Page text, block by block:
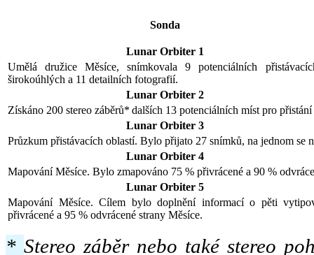
Sonda
Lunar Orbiter 1
Umělá družice Měsíce, snímkovala 9 potenciálních
širokoúhlých a 11 detailních fotografií.
Lunar Orbiter 2
Získáno 200 stereo záběrů* dalších 13 potenciálních míst pro
Lunar Orbiter 3
Průzkum přistávacích oblastí. Bylo přijato 27 snímků, na jednom se
Lunar Orbiter 4
Mapování Měsíce. Bylo zmapováno 75 % přivrácené a 90 %
Lunar Orbiter 5
Mapování Měsíce. Cílem bylo doplnění informací o pěti
přivrácené a 95 % odvrácené strany Měsíce.
* Stereo záběr nebo také stereo